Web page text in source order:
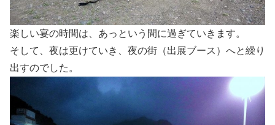
楽しい宴の時間は、あっという間に過ぎていきます。
そして、夜は更けていき、夜の街（出展ブース）へと繰り
出すのでした。